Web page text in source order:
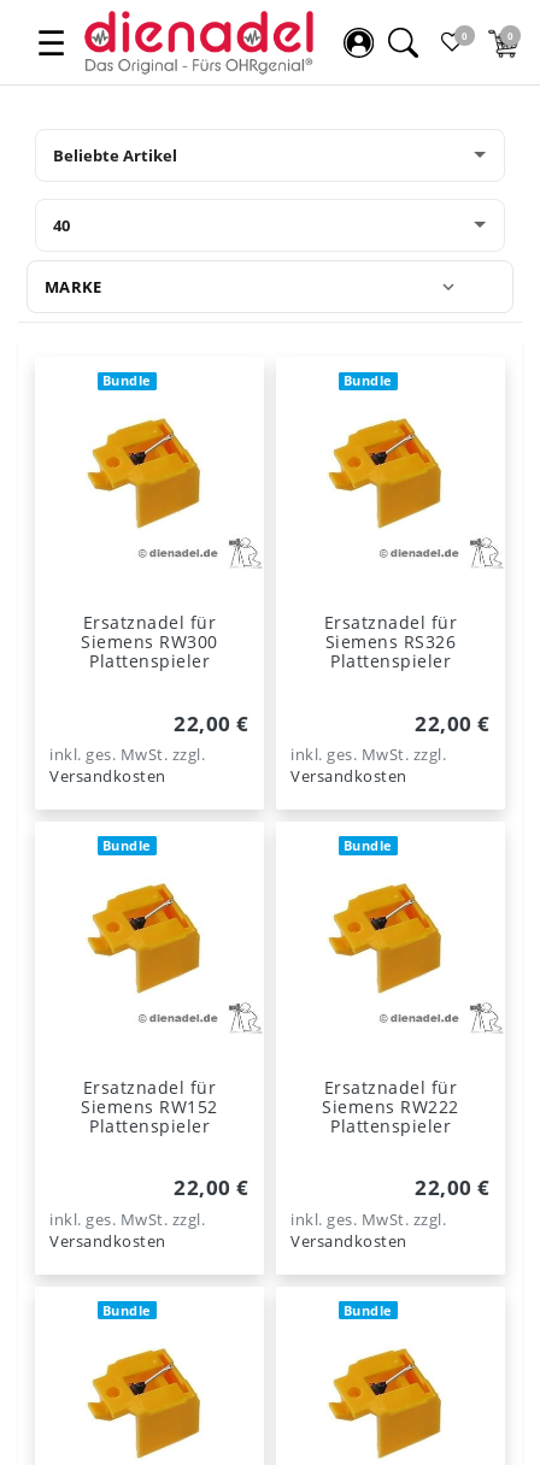
☰ 0 0
MARKE
Bundle
Ersatznadel für
Siemens RW300
Plattenspieler
22,00 €
inkl. ges. MwSt. zzgl.
Versandkosten
Bundle
Ersatznadel für
Siemens RS326
Plattenspieler
22,00 €
inkl. ges. MwSt. zzgl.
Versandkosten
Bundle
Ersatznadel für
Siemens RW152
Plattenspieler
22,00 €
inkl. ges. MwSt. zzgl.
Versandkosten
Bundle
Ersatznadel für
Siemens RW222
Plattenspieler
22,00 €
inkl. ges. MwSt. zzgl.
Versandkosten
Bundle Bundle